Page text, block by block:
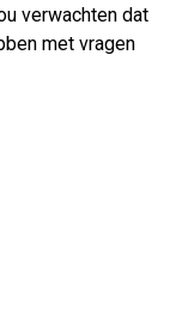
verwachten dat
met vragen